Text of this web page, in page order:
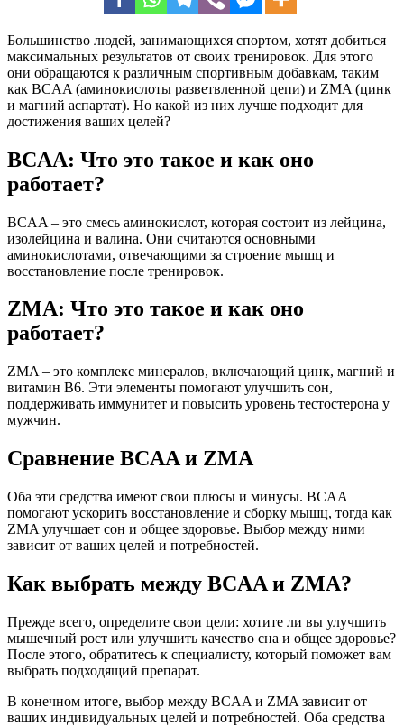
Большинство людей, занимающихся спортом, хотят добиться
максимальных результатов от своих тренировок. Для этого
они обращаются к различным спортивным добавкам, таким
как BCAA (аминокислоты разветвленной цепи) и ZMA (цинк
и магний аспартат). Но какой из них лучше подходит для
достижения ваших целей?
BCAA: Что это такое и как оно
работает?
BCAA – это смесь аминокислот, которая состоит из лейцина,
изолейцина и валина. Они считаются основными
аминокислотами, отвечающими за строение мышц и
восстановление после тренировок.
ZMA: Что это такое и как оно
работает?
ZMA – это комплекс минералов, включающий цинк, магний и
витамин B6. Эти элементы помогают улучшить сон,
поддерживать иммунитет и повысить уровень тестостерона у
мужчин.
Сравнение BCAA и ZMA
Оба эти средства имеют свои плюсы и минусы. BCAA
помогают ускорить восстановление и сборку мышц, тогда как
ZMA улучшает сон и общее здоровье. Выбор между ними
зависит от ваших целей и потребностей.
Как выбрать между BCAA и ZMA?
Прежде всего, определите свои цели: хотите ли вы улучшить
мышечный рост или улучшить качество сна и общее здоровье?
После этого, обратитесь к специалисту, который поможет вам
выбрать подходящий препарат.
В конечном итоге, выбор между BCAA и ZMA зависит от
ваших индивидуальных целей и потребностей. Оба средства